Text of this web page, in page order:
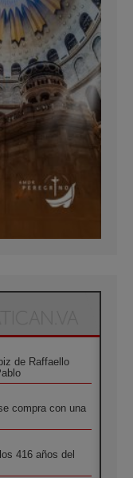
de Raffaello
compra con una
416 años del